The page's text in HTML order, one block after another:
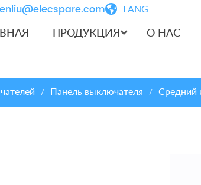
LANG
ПРОДУКЦИЯ О НАС
/ Панель выключателя / Средний